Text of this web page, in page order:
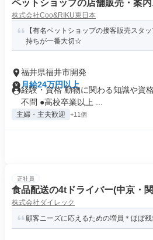
ペットショップの店舗販売・案
株式会社Coo&RIKU東日本
【有名ペットショップの接客販売スタ
持ちが一番大切☆
福井県福井市開発
月給24万円以上
経験・資格 動物に関わる知識や資
不問 ●高校卒業以上 ...
主婦・主夫歓迎 +11個
正社員
食品配送の4tドライバー(中京・
株式会社ダイレック
顧客ニーズに応えるための増員＊ほぼ